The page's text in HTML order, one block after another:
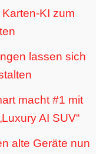
KI zum
lassen sich
macht #1 mit
AI SUV“
alte Geräte nun